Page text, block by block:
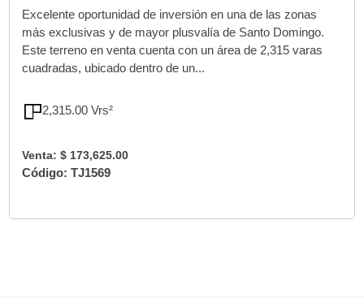
Excelente oportunidad de inversión en una de las zonas
más exclusivas y de mayor plusvalía de Santo Domingo.
Este terreno en venta cuenta con un área de 2,315 varas
cuadradas, ubicado dentro de un...
2,315.00 Vrs²
Venta: $ 173,625.00
Código: TJ1569